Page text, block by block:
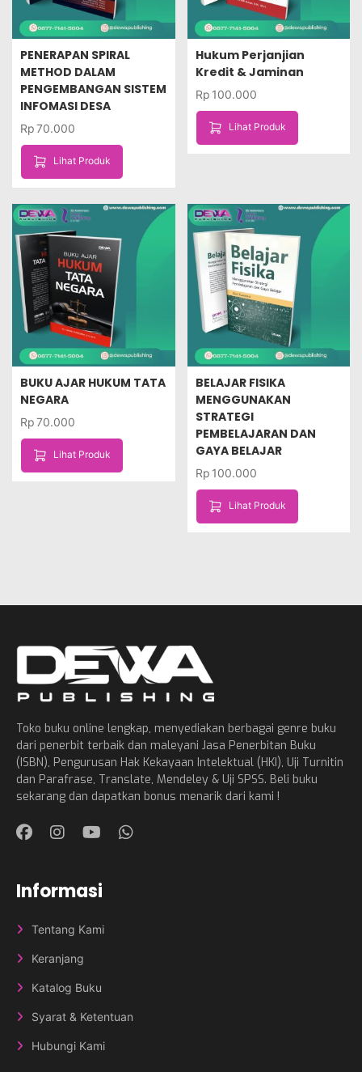
PENERAPAN SPIRAL
METHOD DALAM
PENGEMBANGAN SISTEM
INFOMASI DESA
Rp70.000
Lihat Produk
Hukum Perjanjian
Kredit & Jaminan
Rp 100.000
Lihat Produk
BUKU AJAR HUKUM TATA
NEGARA
Rp70.000
Lihat Produk
BELAJAR FISIKA
MENGGUNAKAN
STRATEGI
PEMBELAJARAN DAN
GAYA BELAJAR
Rp 100.000
Lihat Produk
Toko buku online lengkap, menyediakan berbagai genre buku
dari penerbit terbaik dan maleyani Jasa Penerbitan Buku
(ISBN), Pengurusan Hak Kekayaan Intelektual (HKI), Uji Turnitin
dan Parafrase, Translate, Mendeley & Uji SPSS. Beli buku
sekarang dan dapatkan bonus menarik dari kami !
Informasi
Tentang Kami
Keranjang
Katalog Buku
Syarat & Ketentuan
Hubungi Kami